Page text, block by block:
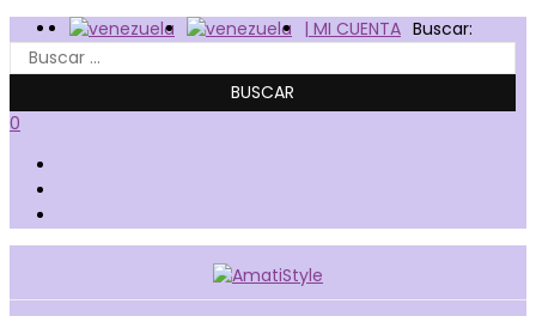
| MI CUENTA Buscar:
0